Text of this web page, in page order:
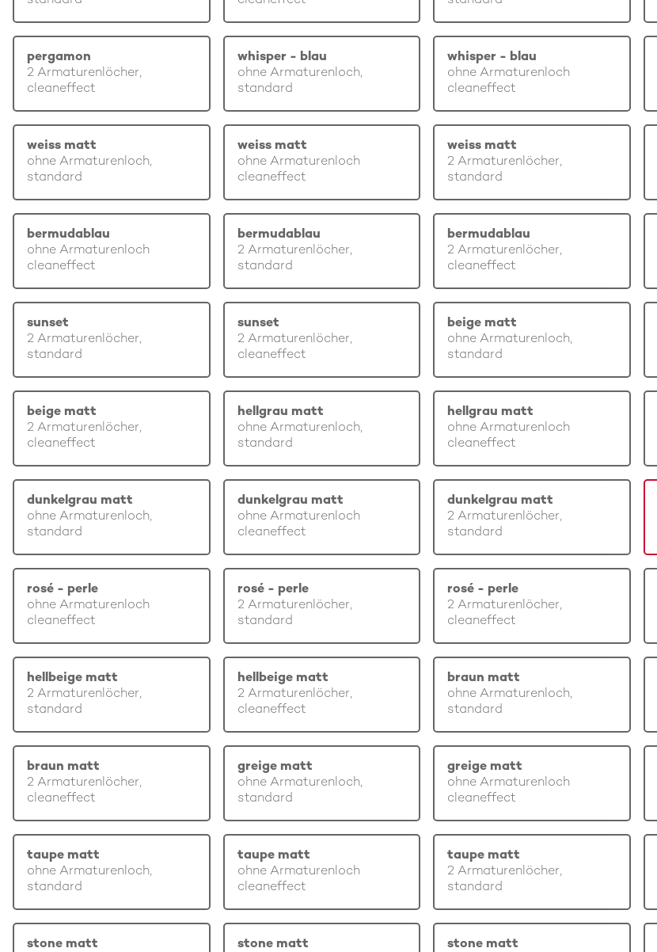
pergamon
2 Armaturenlöcher,
cleaneffect
whisper - blau
ohne Armaturenloch,
standard
whisper - blau
ohne Armaturenloch
cleaneffect
weiss matt
ohne Armaturenloch,
standard
weiss matt
ohne Armaturenloch
cleaneffect
weiss matt
2 Armaturenlöcher,
standard
bermudablau
ohne Armaturenloch
cleaneffect
bermudablau
2 Armaturenlöcher,
standard
bermudablau
2 Armaturenlöcher,
cleaneffect
sunset
2 Armaturenlöcher,
standard
sunset
2 Armaturenlöcher,
cleaneffect
beige matt
ohne Armaturenloch,
standard
beige matt
2 Armaturenlöcher,
cleaneffect
hellgrau matt
ohne Armaturenloch,
standard
hellgrau matt
ohne Armaturenloch
cleaneffect
dunkelgrau matt
ohne Armaturenloch,
standard
dunkelgrau matt
ohne Armaturenloch
cleaneffect
dunkelgrau matt
2 Armaturenlöcher,
standard
rosé - perle
ohne Armaturenloch
cleaneffect
rosé - perle
2 Armaturenlöcher,
standard
rosé - perle
2 Armaturenlöcher,
cleaneffect
hellbeige matt
2 Armaturenlöcher,
standard
hellbeige matt
2 Armaturenlöcher,
cleaneffect
braun matt
ohne Armaturenloch,
standard
braun matt
2 Armaturenlöcher,
cleaneffect
greige matt
ohne Armaturenloch,
standard
greige matt
ohne Armaturenloch
cleaneffect
taupe matt
ohne Armaturenloch,
standard
taupe matt
ohne Armaturenloch
cleaneffect
taupe matt
2 Armaturenlöcher,
standard
stone matt
stone matt
stone matt